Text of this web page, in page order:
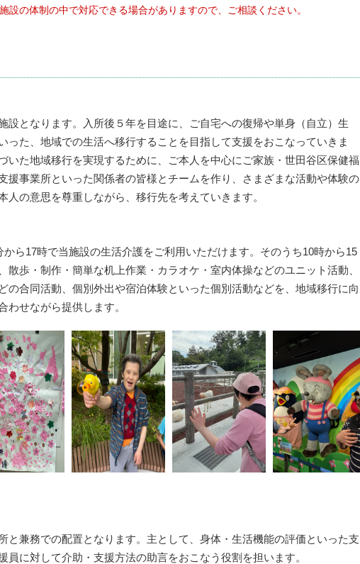
設の体制の中で対応できる場合がありますので、ご相談ください。
設となります。入所後５年を目途に、ご自宅への復帰や単身（自立）生
った、地域での生活へ移行することを目指して支援をおこなっていきま
いた地域移行を実現するために、ご本人を中心にご家族・世田谷区保健福
援事業所といった関係者の皆様とチームを作り、さまざまな活動や体験の
人の意思を尊重しながら、移行先を考えていきます。
ら17時で当施設の生活介護をご利用いただけます。そのうち10時から15
散歩・制作・簡単な机上作業・カラオケ・室内体操などのユニット活動、
の合同活動、個別外出や宿泊体験といった個別活動などを、地域移行に向
わせながら提供します。
と兼務での配置となります。主として、身体・生活機能の評価といった支
員に対して介助・支援方法の助言をおこなう役割を担います。